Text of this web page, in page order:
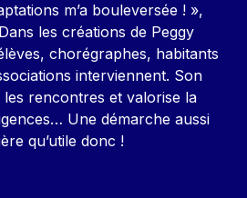
m’a bouleversée ! »,
les créations de Peggy
chorégraphes, habitants
interviennent. Son
rencontres et valorise la
Une démarche aussi
qu’utile donc !